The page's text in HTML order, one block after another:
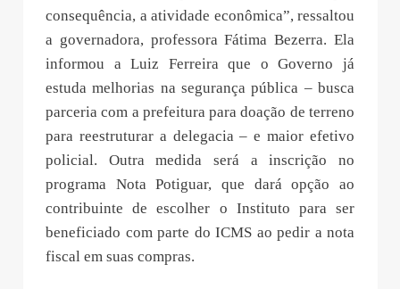
consequência, a atividade econômica”, ressaltou
a governadora, professora Fátima Bezerra. Ela
informou a Luiz Ferreira que o Governo já
estuda melhorias na segurança pública – busca
parceria com a prefeitura para doação de terreno
para reestruturar a delegacia – e maior efetivo
policial. Outra medida será a inscrição no
programa Nota Potiguar, que dará opção ao
contribuinte de escolher o Instituto para ser
beneficiado com parte do ICMS ao pedir a nota
fiscal em suas compras.